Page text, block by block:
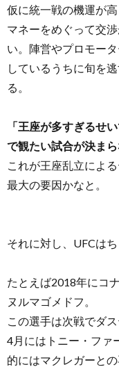
仮に統一戦の機運が
マネーをめぐって交
い。陣営やプロモー
しているうちに旬を
る。
「王座が多すぎるせ
で観たい試合が決まら
これが王座乱立によ
最大の要因かなと。
それに対し、UFCは
たとえば2018年にコ
ヌルマゴメドフ。
この選手は次戦でダ
4月にはトニー・ファ
的にはマクレガーと